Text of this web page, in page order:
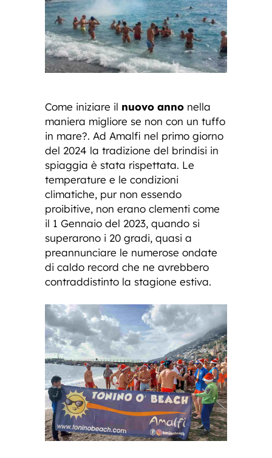
Come iniziare il nuovo anno nella
maniera migliore se non con un tuffo
in mare?. Ad Amalfi nel primo giorno
del 2024 la tradizione del brindisi in
spiaggia è stata rispettata. Le
temperature e le condizioni
climatiche, pur non essendo
proibitive, non erano clementi come
il 1 Gennaio del 2023, quando si
superarono i 20 gradi, quasi a
preannunciare le numerose ondate
di caldo record che ne avrebbero
contraddistinto la stagione estiva.